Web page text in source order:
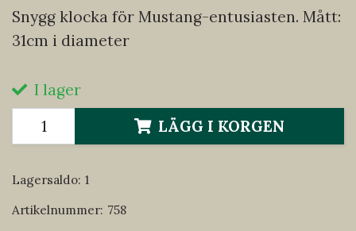
Snygg klocka för Mustang-entusiasten. Mått:
31cm i diameter
I lager
LÄGG I KORGEN
Lagersaldo: 1
Artikelnummer: 758